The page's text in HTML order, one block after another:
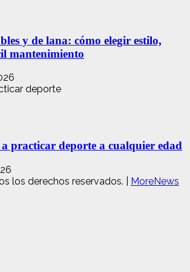
y de lana: cómo elegir estilo,
mantenimiento
practicar deporte a cualquier edad
los derechos reservados.
MoreNews